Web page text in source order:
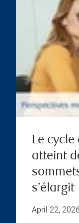
Le
atteint
s’élargit
April 22, 2026